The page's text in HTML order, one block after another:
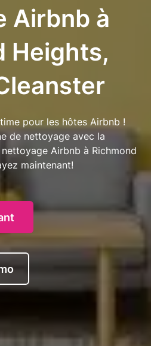
Airbnb à
Heights,
pour les hôtes Airbnb !
de nettoyage avec la
Airbnb à Richmond
maintenant!